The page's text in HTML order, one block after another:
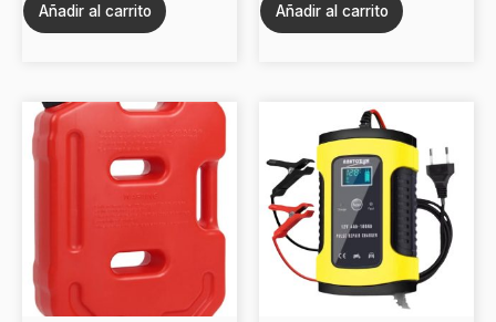
Añadir al carrito Añadir al carrito